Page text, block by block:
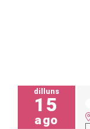
dilluns
15
ago